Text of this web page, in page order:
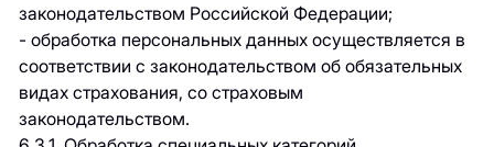
законодательством Российской Федерации;
- обработка персональных данных осуществляется в
соответствии с законодательством об обязательных
видах страхования, со страховым
законодательством.